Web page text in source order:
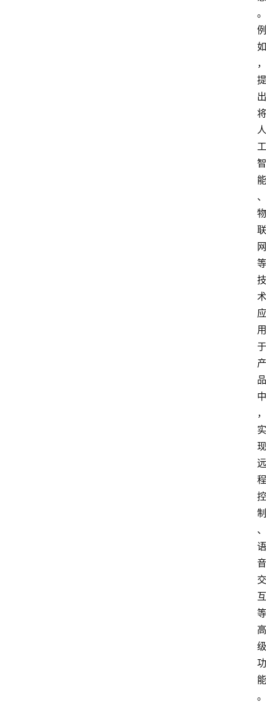
。
例
如
，
提
出
将
人
工
智
能
、
物
联
网
等
技
术
应
用
于
产
品
中
，
实
现
远
程
控
制
、
语
音
交
互
等
高
级
功
能
。